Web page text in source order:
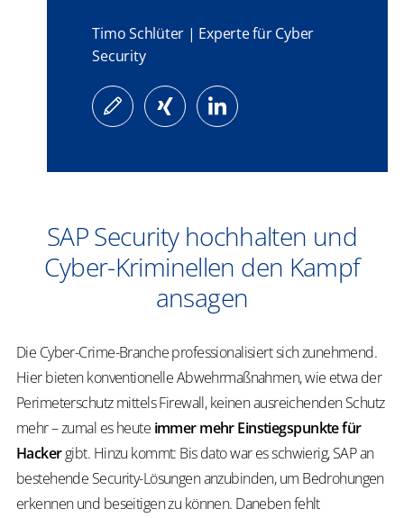
Timo Schlüter | Experte für Cyber
Security
SAP Security hochhalten und
Cyber-Kriminellen den Kampf
ansagen
Die Cyber-Crime-Branche professionalisiert sich zunehmend.
Hier bieten konventionelle Abwehrmaßnahmen, wie etwa der
Perimeterschutz mittels Firewall, keinen ausreichenden Schutz
mehr – zumal es heute immer mehr Einstiegspunkte für
Hackergibt. Hinzu kommt: Bis dato war es schwierig, SAP an
bestehende Security-Lösungen anzubinden, um Bedrohungen
erkennen und beseitigen zu können. Daneben fehlt